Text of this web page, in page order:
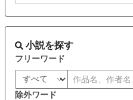
小説を探す
フリーワード
除外ワード